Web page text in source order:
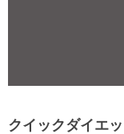
クイックダイエ